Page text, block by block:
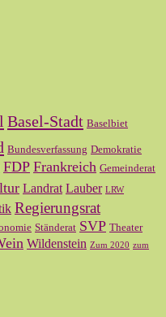
Basel-Stadt Baselbiet
Bundesverfassung Demokratie
FDP Frankreich Gemeinderat
Landrat Lauber LRW
Regierungsrat
Ständerat SVP Theater
Wildenstein Zum 2020 zum